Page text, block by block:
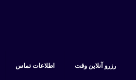
اطلاعات تماس رزرو آنلاین وقت